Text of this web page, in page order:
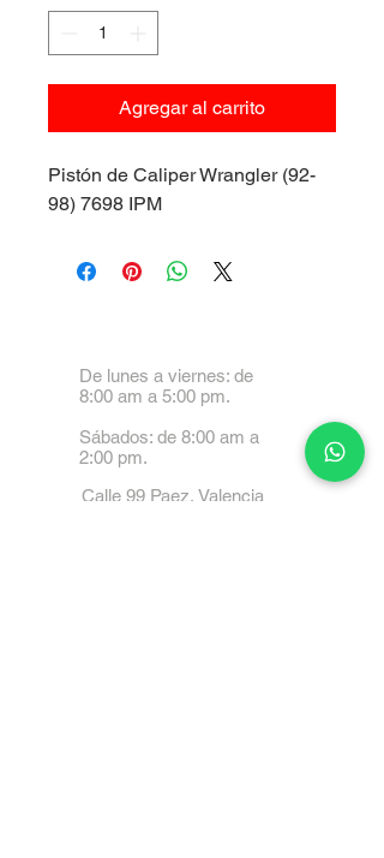
Agregar al carrito
Pistón de Caliper Wrangler (92-
98) 7698 IPM
De lunes a viernes: de
8:00 am a 5:00 pm.
Sábados: de 8:00 am a
2:00 pm.
Calle 99 Paez, Valencia